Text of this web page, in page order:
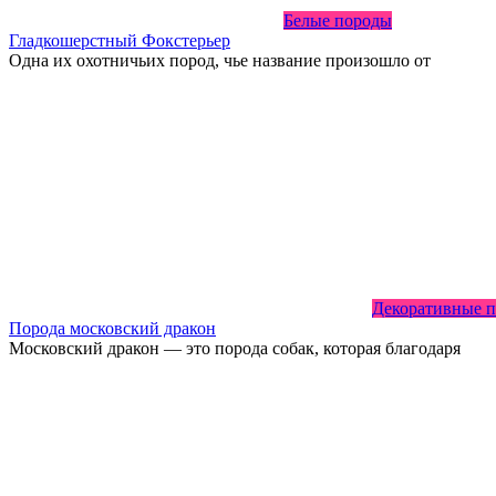
Белые породы
Гладкошерстный Фокстерьер
Одна их охотничьих пород, чье название произошло от
Декоративные
Порода московский дракон
Московский дракон — это порода собак, которая благодаря